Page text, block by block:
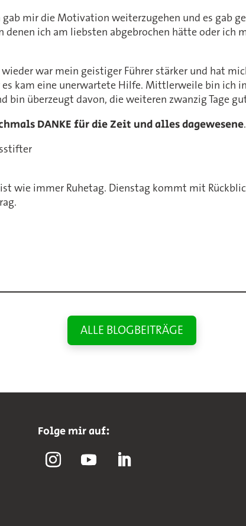
gab mir die Motivation weiterzugehen und es gab
denen ich am liebsten abgebrochen hätte oder ich
wieder war mein geistiger Führer stärker und hat
es kam eine unerwartete Hilfe. Mittlerweile bin ich
bin überzeugt davon, die weiteren zwanzig Tage
DANKE für die Zeit und alles dagewesene
ist wie immer Ruhetag. Dienstag kommt mit
ALLE BLOGBEITRÄGE
Folge mir auf: